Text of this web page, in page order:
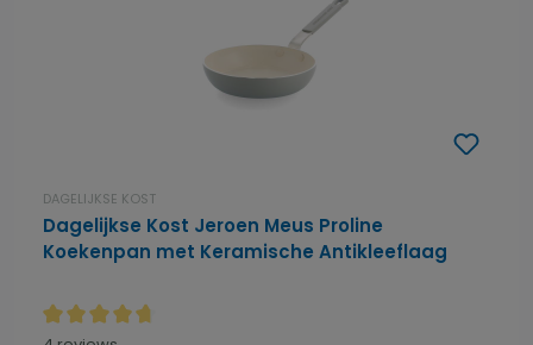
DAGELIJKSE KOST
Dagelijkse Kost Jeroen Meus Proline
Koekenpan met Keramische Antikleeflaag